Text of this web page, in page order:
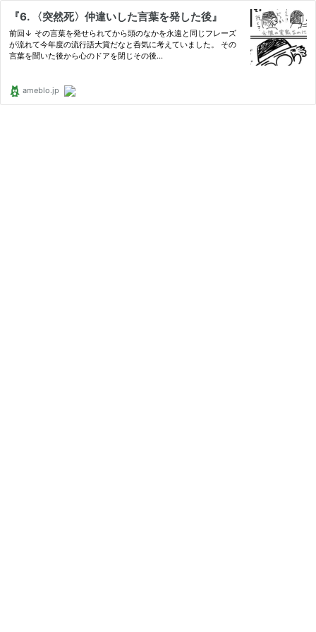
『6. 〈突然死〉仲違いした言葉を発した後』
前回↓ その言葉を発せられてから頭のなかを永遠と同じフレーズ
が流れて今年度の流行語大賞だなと呑気に考えていました。 その
言葉を聞いた後から心のドアを閉じその後…
ameblo.jp